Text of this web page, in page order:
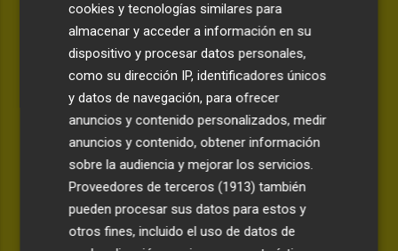
ANÁLISIS | LA CANTINA
Awa Fam deja más certezas que
cookies y tecnologías similares para
almacenar y acceder a información en su
dispositivo y procesar datos personales,
como su dirección IP, identificadores únicos
y datos de navegación, para ofrecer
anuncios y contenido personalizados, medir
anuncios y contenido, obtener información
sobre la audiencia y mejorar los servicios.
Proveedores de terceros (1913) también
pueden procesar sus datos para estos y
otros fines, incluido el uso de datos de